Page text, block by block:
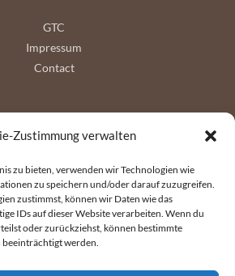
Zustimmung verwalten
zu bieten, verwenden wir Technologien wie
zu speichern und/oder darauf zuzugreifen.
zustimmst, können wir Daten wie das
IDs auf dieser Website verarbeiten. Wenn du
oder zurückziehst, können bestimmte
werden.
GTC
Impressum
Contact
Follow us